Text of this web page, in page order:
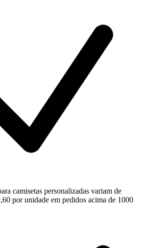
camisetas personalizadas variam de
por unidade em pedidos acima de 1000